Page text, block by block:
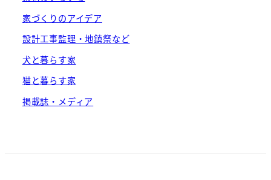
家づくりのアイデア
設計工事監理・地鎮祭など
犬と暮らす家
猫と暮らす家
掲載誌・メディア